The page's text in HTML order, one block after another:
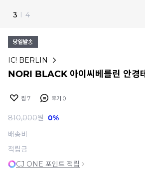
3 I 4
IC! BERLIN
NORI BLACK 아이씨베를린 안경테
찜 7 후기 0
810,000원 0%
배송비
적립금
CJ ONE 포인트 적립